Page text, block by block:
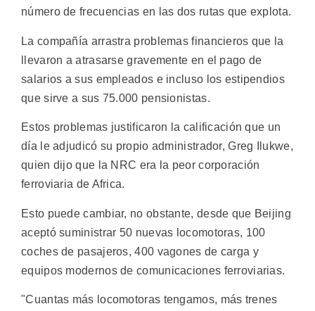
número de frecuencias en las dos rutas que explota.
La compañía arrastra problemas financieros que la
llevaron a atrasarse gravemente en el pago de
salarios a sus empleados e incluso los estipendios
que sirve a sus 75.000 pensionistas.
Estos problemas justificaron la calificación que un
día le adjudicó su propio administrador, Greg Ilukwe,
quien dijo que la NRC era la peor corporación
ferroviaria de Africa.
Esto puede cambiar, no obstante, desde que Beijing
aceptó suministrar 50 nuevas locomotoras, 100
coches de pasajeros, 400 vagones de carga y
equipos modernos de comunicaciones ferroviarias.
"Cuantas más locomotoras tengamos, más trenes